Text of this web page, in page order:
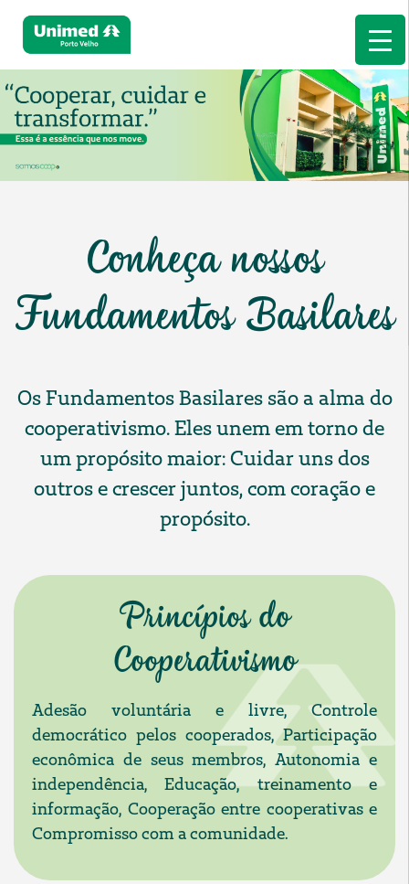
Conheça nossos
Fundamentos Basilares
Os Fundamentos Basilares são a alma do
cooperativismo. Eles unem em torno de
um propósito maior: Cuidar uns dos
outros e crescer juntos, com coração e
propósito.
Princípios do
Cooperativismo
Adesão voluntária e livre, Controle
democrático pelos cooperados, Participação
econômica de seus membros, Autonomia e
independência, Educação, treinamento e
informação, Cooperação entre cooperativas e
Compromisso com a comunidade.